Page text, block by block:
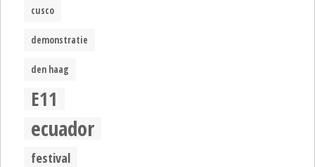
cusco
demonstratie
den haag
E11
ecuador
festival